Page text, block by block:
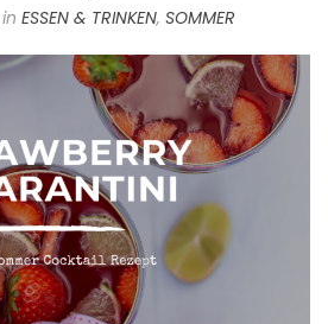
ESSEN & TRINKEN, SOMMER